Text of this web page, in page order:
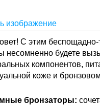
изображение
С этим
несомненно будете
компонентов,
коже и
бронзаторы: